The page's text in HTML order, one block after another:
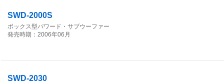
SWD-2000S
ボックス型パワード・サブウーファー
発売時期：2006年06月
SWD-2030